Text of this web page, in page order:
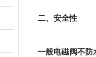
二、安全性
一般电磁阀不防